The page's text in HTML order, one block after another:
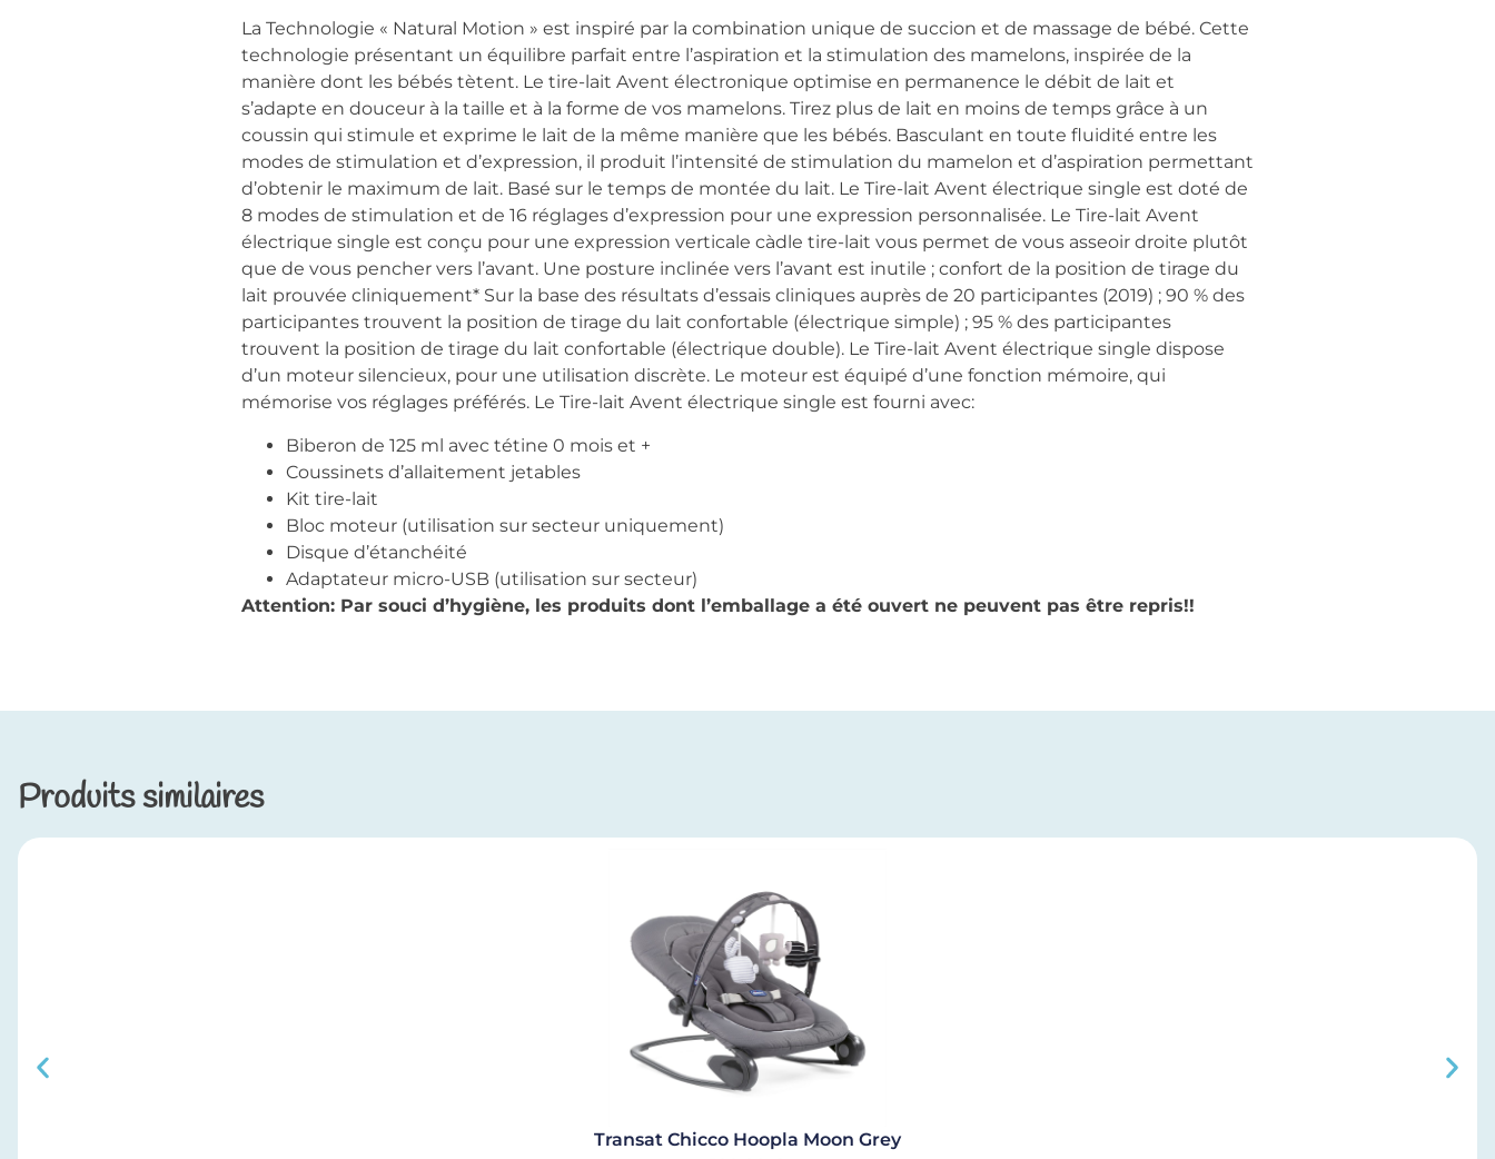
La Technologie « Natural Motion » est inspiré par la combination unique de succion et de massage de bébé. Cette
technologie présentant un équilibre parfait entre l’aspiration et la stimulation des mamelons, inspirée de la
manière dont les bébés tètent. Le tire-lait Avent électronique optimise en permanence le débit de lait et
s’adapte en douceur à la taille et à la forme de vos mamelons. Tirez plus de lait en moins de temps grâce à un
coussin qui stimule et exprime le lait de la même manière que les bébés. Basculant en toute fluidité entre les
modes de stimulation et d’expression, il produit l’intensité de stimulation du mamelon et d’aspiration permettant
d’obtenir le maximum de lait. Basé sur le temps de montée du lait. Le Tire-lait Avent électrique single est doté de
8 modes de stimulation et de 16 réglages d’expression pour une expression personnalisée. Le Tire-lait Avent
électrique single est conçu pour une expression verticale càdle tire-lait vous permet de vous asseoir droite plutôt
que de vous pencher vers l’avant. Une posture inclinée vers l’avant est inutile ; confort de la position de tirage du
lait prouvée cliniquement* Sur la base des résultats d’essais cliniques auprès de 20 participantes (2019) ; 90 % des
participantes trouvent la position de tirage du lait confortable (électrique simple) ; 95 % des participantes
trouvent la position de tirage du lait confortable (électrique double). Le Tire-lait Avent électrique single dispose
d’un moteur silencieux, pour une utilisation discrète. Le moteur est équipé d’une fonction mémoire, qui
mémorise vos réglages préférés. Le Tire-lait Avent électrique single est fourni avec:
Biberon de 125 ml avec tétine 0 mois et +
Coussinets d’allaitement jetables
Kit tire-lait
Bloc moteur (utilisation sur secteur uniquement)
Disque d’étanchéité
Adaptateur micro-USB (utilisation sur secteur)
Attention: Par souci d’hygiène, les produits dont l’emballage a été ouvert ne peuvent pas être repris!!
Produits similaires
Transat Chicco Hoopla Moon Grey